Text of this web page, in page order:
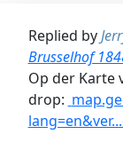
Replied by
Brusselhof
Op der Karte
drop: